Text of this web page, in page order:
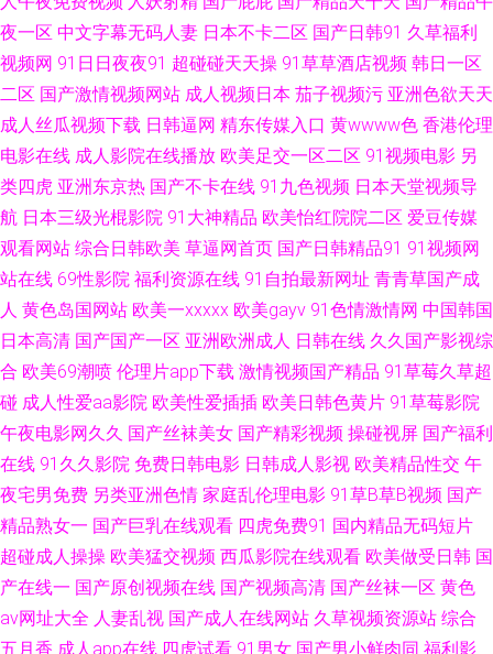
日韩欧无码视频 国产精品精 中文字幕首页人妻91 福利导航国产91 香蕉91在
线 超碰在线大青青青青 四虎影院社区网站 99国产综合精品 三级在线网址 91
伊人超碰 老司机福利微拍 91n一页二页三页 男女做事网站 91乱子伦国产伦
九一视频免费入口 91精品在线视频观看视频 欧美人×Ⅹzozo特 91看恋足 黑丝
美腿五月天 91c鈥唍 久久精品国 91短视频美女视频 极品AV福利 91爱爱视 探
频 97人妻资源站 九九热久久 亚洲女同性恋 福利社区一区 五月丁香花视频
国产传媒第二页 亚洲啪啪 福利国产91 五月桃花网一道本 国产精品久久内蒙
亚洲国产三级片之网站 国产福利一区二区三区 91干逼免费 久久精品网一区
91黄瓜视频在线观看 久肏视频字幕 91试看一分钟视频 人妻的诱惑ok天堂 91
亚洲黄页 欧美日韩成人麻豆精品 av爱福利 色噜噜狠狠一区二区三 99在线操
逼 日本強姦 91嫂子 超碰夜夜撸视频 91大神传媒视频 乱子伦毛片国产 深夜
夜一区 中文字幕无码人妻 日本不卡二区 国产日韩91 久草福利
视频网 91日日夜夜91 超碰碰天天操 91草草酒店视频 韩日一区
二区 国产激情视频网站 成人视频日本 茄子视频污 亚洲色欲天天
成人丝瓜视频下载 日韩逼网 精东传媒入口 黄wwww色 香港伦理
电影在线 成人影院在线播放 欧美足交一区二区 91视频电影 另
类四虎 亚洲东京热 国产不卡在线 91九色视频 日本天堂视频导
航 日本三级光棍影院 91大神精品 欧美怡红院院二区 爱豆传媒
观看网站 综合日韩欧美 草逼网首页 国产日韩精品91 91视频网
站在线 69性影院 福利资源在线 91自拍最新网址 青青草国产成
人 黄色岛国网站 欧美一xxxxx 欧美gayv 91色情激情网 中国韩国
日本高清 国产国产一区 亚洲欧洲成人 日韩在线 久久国产影视综
合 欧美69潮喷 伦理片app下载 激情视频国产精品 91草莓久草超
碰 成人性爱aa影院 欧美性爱插插 欧美日韩色黄片 91草莓影院
午夜电影网久久 国产丝袜美女 国产精彩视频 操碰视屏 国产福利
在线 91久久影院 免费日韩电影 日韩成人影视 欧美精品性交 午
夜宅男免费 另类亚洲色情 家庭乱伦理电影 91草B草B视频 国产
精品熟女一 国产巨乳在线观看 四虎免费91 国内精品无码短片
超碰成人操操 欧美猛交视频 西瓜影院在线观看 欧美做受日韩 国
产在线一 国产原创视频在线 国产视频高清 国产丝袜一区 黄色
av网址大全 人妻乱视 国产成人在线网站 久草视频资源站 综合
五月香 成人app在线 四虎试看 91男女 国产男小鲜肉同 福利影